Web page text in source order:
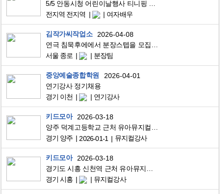
전지역 전지역
여자배우
김작가씨작업소
2026-04-08
서울 종로
분장팀
중앙예술종합학원
2026-04-01
연기강사 정기채용
경기 이천
연기강사
키드모아
2026-03-18
경기 양주
2026-01-1 뮤지컬강사
키드모아
2026-03-18
경기 시흥
뮤지컬강사